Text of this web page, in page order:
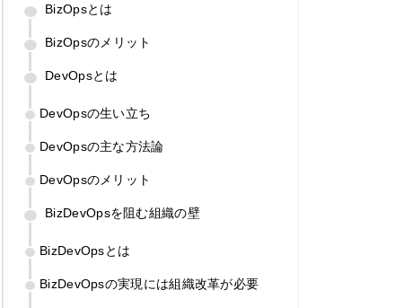
BizOpsとは
BizOpsのメリット
DevOpsとは
DevOpsの生い立ち
DevOpsの主な方法論
DevOpsのメリット
BizDevOpsを阻む組織の壁
BizDevOpsとは
BizDevOpsの実現には組織改革が必要